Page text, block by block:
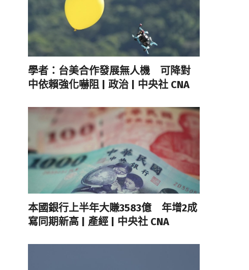
學者：台美合作發展無人機 可降對
中依賴強化嚇阻 | 政治 | 中央社 CNA
本國銀行上半年大賺3583億 年增2成
寫同期新高 | 產經 | 中央社 CNA